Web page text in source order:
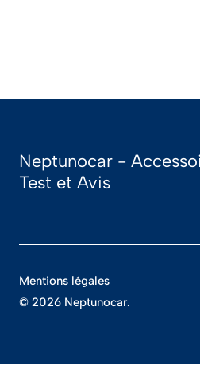
Neptunocar -
Test et Avis
© 2026 Neptunocar.
Mentions légales